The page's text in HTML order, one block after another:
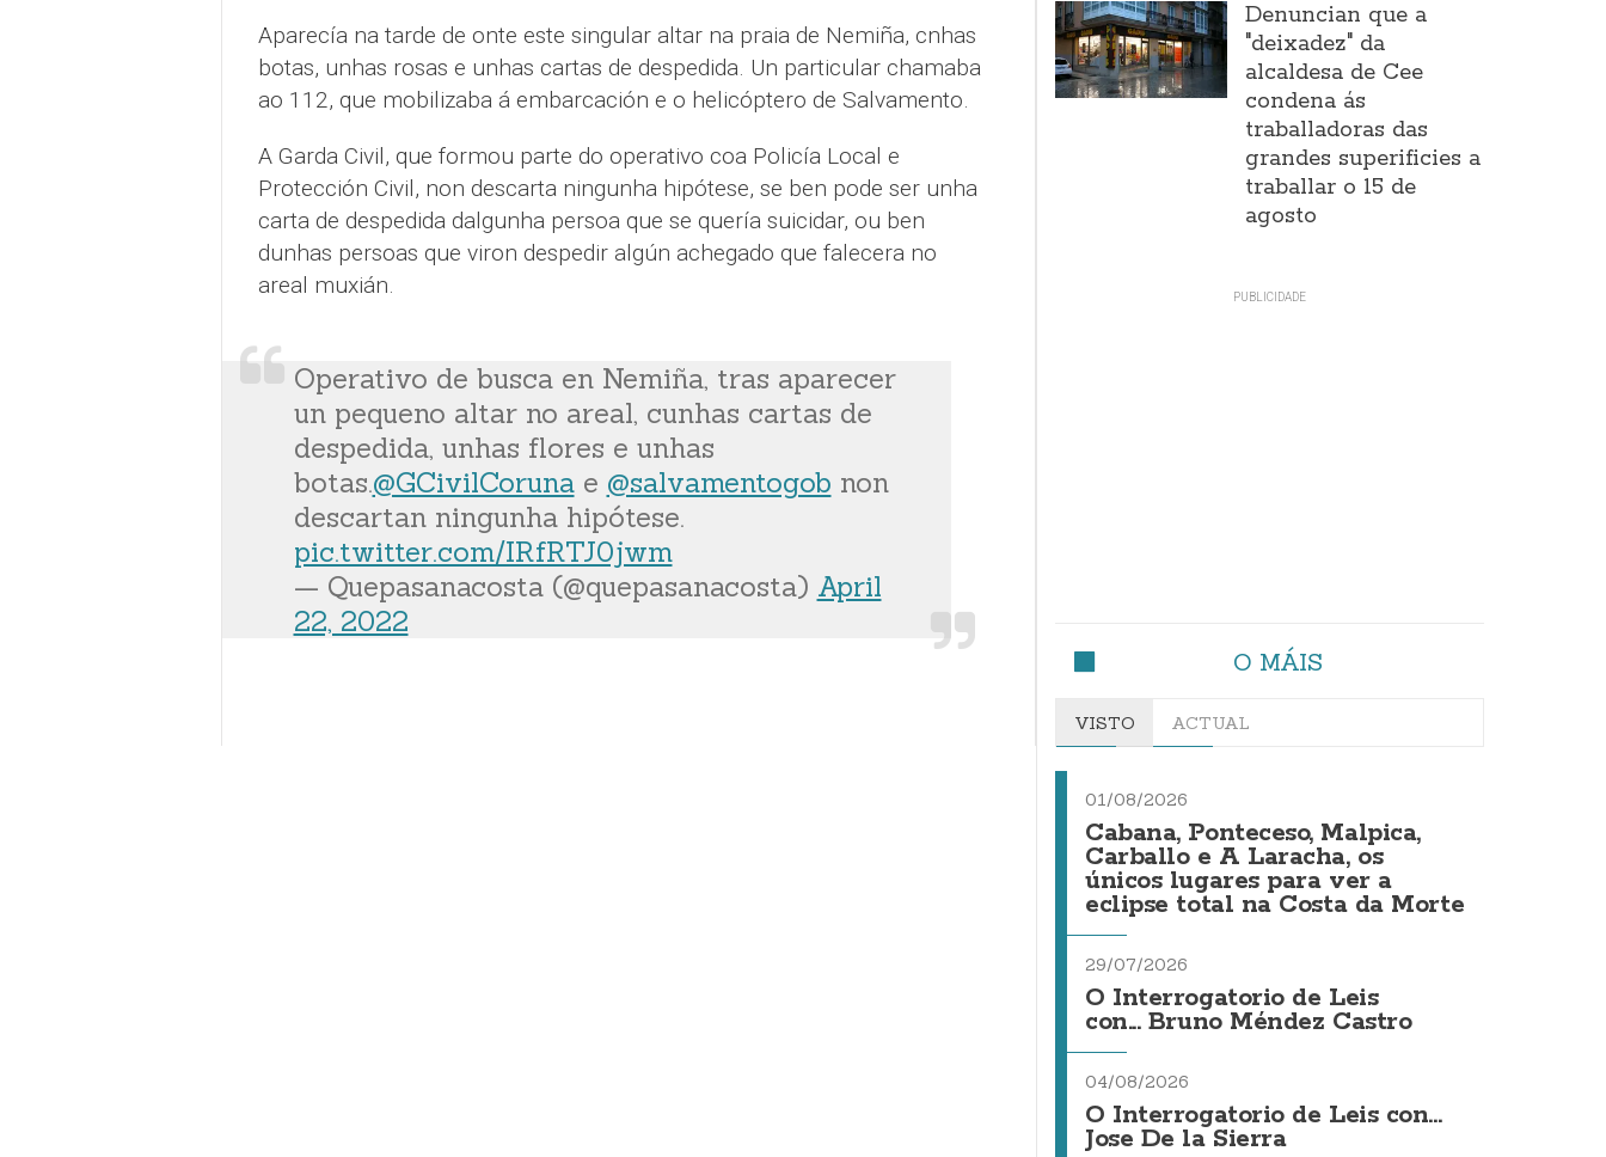
Aparecía na tarde de onte este singular altar na praia de Nemiña, cnhas
botas, unhas rosas e unhas cartas de despedida. Un particular chamaba
ao 112, que mobilizaba á embarcación e o helicóptero de Salvamento.
A Garda Civil, que formou parte do operativo coa Policía Local e
Protección Civil, non descarta ningunha hipótese, se ben pode ser unha
carta de despedida dalgunha persoa que se quería suicidar, ou ben
dunhas persoas que viron despedir algún achegado que falecera no
areal muxián.
Operativo de busca en Nemiña, tras aparecer
un pequeno altar no areal, cunhas cartas de
despedida, unhas flores e unhas
botas.@GCivilCorunae @salvamentogob non
descartan ningunha hipótese.
pic.twitter.com/IRfRTJ0jwm
— Quepasanacosta (@quepasanacosta) April
22, 2022
Denuncian que a
"deixadez" da
alcaldesa de Cee
condena ás
traballadoras das
grandes superificies a
traballar o 15 de
agosto
O MÁIS
VISTO ACTUAL
01/08/2026
Cabana, Ponteceso, Malpica,
Carballo e A Laracha, os
únicos lugares para ver a
eclipse total na Costa da Morte
29/07/2026
O Interrogatorio de Leis
con... Bruno Méndez Castro
04/08/2026
O Interrogatorio de Leis con...
Jose De la Sierra